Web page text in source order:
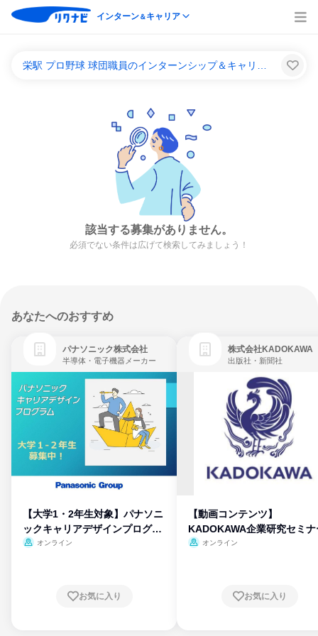
インターン＆キャリア
該当する募集がありません。
必須でない条件は広げて検索してみましょう！
あなたへのおすすめ
パナソニック株式会社
半導体・電子機器メーカー
【大学1・2年生対象】パナソニ
ックキャリアデザインプログラ
ム
オンライン
お気に入り
株式会社KADOKAWA
出版社・新聞社
【動画コンテンツ】
KADOKAWA企業研究セミナ
オンライン
お気に入り